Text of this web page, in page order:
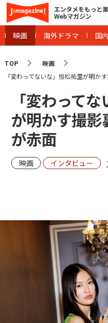
エンタメをもっと
Webマガジン
映画 海外ドラマ 国
TOP
映画
「変わってないな」恒松祐里が明か
「変わって
が明かす撮
が赤面
映画 インタビュー